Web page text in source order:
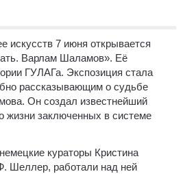
искусств 7 июня открывается
Варлам Шаламов». Её
ГУЛАГа. Экспозиция стала
рассказывающим о судьбе
Он создал известнейший
жизни заключенных в системе
кураторы Кристина
Шeллер, работали над ней